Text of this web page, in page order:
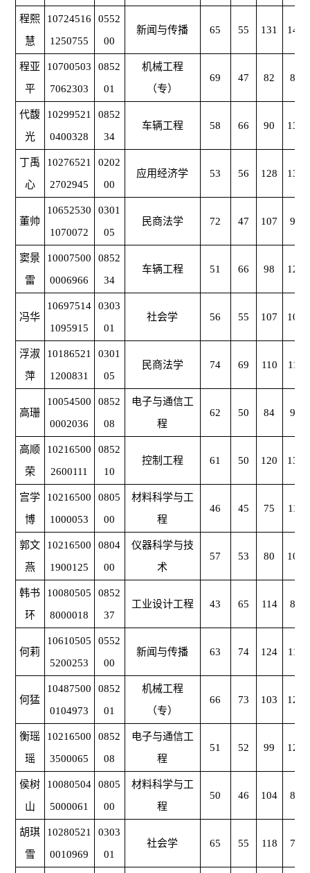
程熙
慧
10724516
1250755
0552
00
新闻与传播 65 55 131 141
程亚
平
10700503
7062303
0852
01
机械工程
（专）
69 47 82 82
代馥
光
10299521
0400328
0852
34
车辆工程 58 66 90 131
丁禹
心
10276521
2702945
0202
00
应用经济学 53 56 128 132
董帅
10652530
1070072
0301
05
民商法学 72 47 107 98
窦景
雷
10007500
0006966
0852
34
车辆工程 51 66 98 126
冯华
10697514
1095915
0303
01
社会学 56 55 107 108
浮淑
萍
10186521
1200831
0301
05
民商法学 74 69 110 110
高珊
10054500
0002036
0852
08
电子与通信工
程
62 50 84 91
高顺
荣
10216500
2600111
0852
10
控制工程 61 50 120 139
宫学
博
10216500
1000053
0805
00
材料科学与工
程
46 45 75 117
郭文
燕
10216500
1900125
0804
00
仪器科学与技
术
57 53 80 106
韩书
环
10080505
8000018
0852
37
工业设计工程 43 65 114 86
何莉
10610505
5200253
0552
00
新闻与传播 63 74 124 110
何猛
10487500
0104973
0852
01
机械工程
（专）
66 73 103 126
衡瑶
瑶
10216500
3500065
0852
08
电子与通信工
程
51 52 99 128
侯树
山
10080504
5000061
0805
00
材料科学与工
程
50 46 104 87
胡琪
雪
10280521
0010969
0303
01
社会学 65 55 118 78